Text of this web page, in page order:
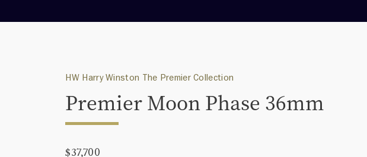
HW Harry Winston The Premier Collection
Premier Moon Phase 36mm
$37,700